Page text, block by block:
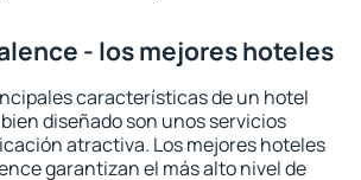
- los mejores hoteles
características de un hotel
diseñado son unos servicios
atractiva. Los mejores hoteles
garantizan el más alto nivel de